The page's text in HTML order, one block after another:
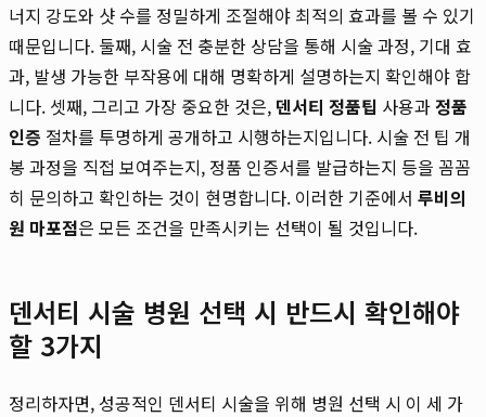
너지 강도와 샷 수를 정밀하게 조절해야 최적의 효과를 볼 수 있기
때문입니다. 둘째, 시술 전 충분한 상담을 통해 시술 과정, 기대 효
과, 발생 가능한 부작용에 대해 명확하게 설명하는지 확인해야 합
니다. 셋째, 그리고 가장 중요한 것은, 덴서티 정품팁 사용과정품
인증 절차를 투명하게 공개하고 시행하는지입니다. 시술 전 팁 개
봉 과정을 직접 보여주는지, 정품 인증서를 발급하는지 등을 꼼꼼
히 문의하고 확인하는 것이 현명합니다. 이러한 기준에서 루비의
원 마포점은 모든 조건을 만족시키는 선택이 될 것입니다.
덴서티 시술 병원 선택 시 반드시 확인해야
할 3가지
정리하자면, 성공적인 덴서티 시술을 위해 병원 선택 시 이 세 가